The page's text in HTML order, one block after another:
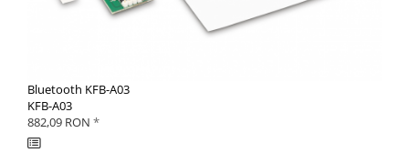
Bluetooth KFB-A03
KFB-A03
882,09 RON *